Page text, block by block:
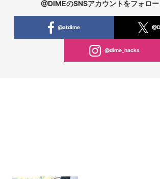
@DIMEのSNSアカウントをフォロー
@atdime
@dime_hacks